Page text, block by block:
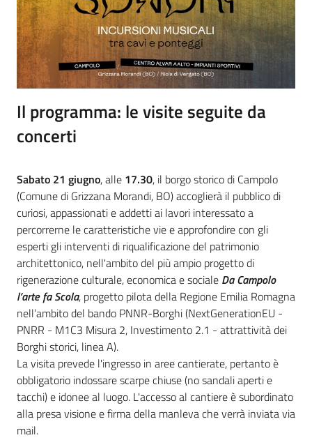
Il programma: le visite seguite da
concerti
Sabato 21 giugno, alle 17.30, il borgo storico di Campolo
(Comune di Grizzana Morandi, BO) accoglierà il pubblico di
curiosi, appassionati e addetti ai lavori interessato a
percorrerne le caratteristiche vie e approfondire con gli
esperti gli interventi di riqualificazione del patrimonio
architettonico, nell'ambito del più ampio progetto di
rigenerazione culturale, economica e sociale Da Campolo
l’arte fa Scola, progetto pilota della Regione Emilia Romagna
nell’ambito del bando PNNR-Borghi (NextGenerationEU -
PNRR - M1C3 Misura 2, Investimento 2.1 - attrattività dei
Borghi storici, linea A).
La visita prevede l'ingresso in aree cantierate, pertanto è
obbligatorio indossare scarpe chiuse (no sandali aperti e
tacchi) e idonee al luogo. L'accesso al cantiere è subordinato
alla presa visione e firma della manleva che verrà inviata via
mail.